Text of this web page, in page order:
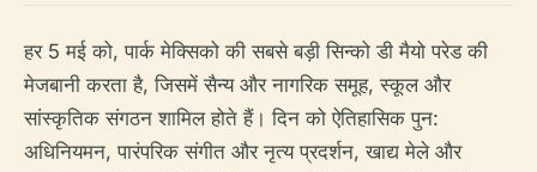
हर 5 मई को, पार्क मेक्सिको की सबसे बड़ी सिन्को डी मैयो परेड की
मेजबानी करता है, जिसमें सैन्य और नागरिक समूह, स्कूल और
सांस्कृतिक संगठन शामिल होते हैं। दिन को ऐतिहासिक पुन:
अधिनियमन, पारंपरिक संगीत और नृत्य प्रदर्शन, खाद्य मेले और